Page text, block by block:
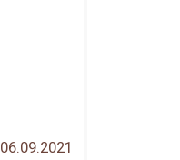
06.09.2021